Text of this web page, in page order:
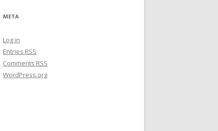
META
Log in
Entries RSS
Comments RSS
WordPress.org